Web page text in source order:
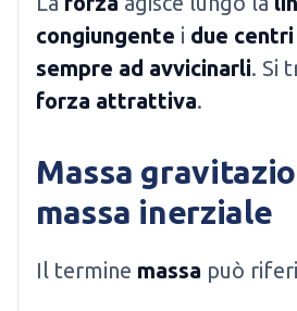
congiungente i due centri
sempre ad avvicinarli. Si
forza attrattiva.
Massa
massa inerziale
Il termine massa può